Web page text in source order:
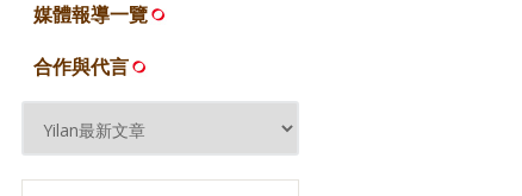
媒體報導一覽
合作與代言